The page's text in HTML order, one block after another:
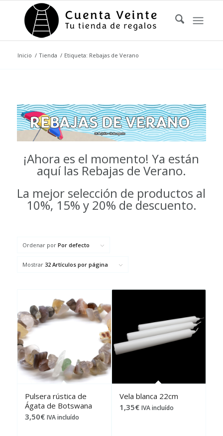
Inicio / Tienda / Etiqueta: Rebajas de Verano
¡Ahora es el momento! Ya están
aquí las Rebajas de Verano.
La mejor selección de productos al
10%, 15% y 20% de descuento.
Ordenar por Por defecto
Mostrar 32 Artículos por página
Pulsera rústica de
Ágata de Botswana
3,50€ IVA incluído
Vela blanca 22cm
1,35€ IVA incluído